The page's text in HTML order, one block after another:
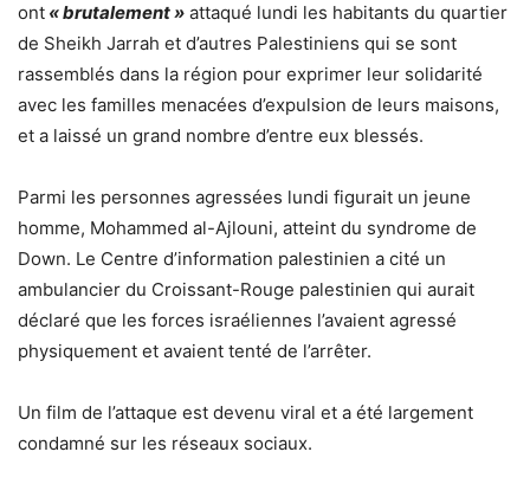
ont « brutalement » attaqué lundi les habitants du quartier
de Sheikh Jarrah et d’autres Palestiniens qui se sont
rassemblés dans la région pour exprimer leur solidarité
avec les familles menacées d’expulsion de leurs maisons,
et a laissé un grand nombre d’entre eux blessés.
Parmi les personnes agressées lundi figurait un jeune
homme, Mohammed al-Ajlouni, atteint du syndrome de
Down. Le Centre d’information palestinien a cité un
ambulancier du Croissant-Rouge palestinien qui aurait
déclaré que les forces israéliennes l’avaient agressé
physiquement et avaient tenté de l’arrêter.
Un film de l’attaque est devenu viral et a été largement
condamné sur les réseaux sociaux.